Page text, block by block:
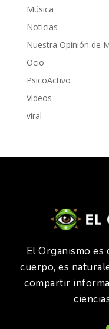
Música
Noticias
Nuestra Opinión de
Ocio
PsicoActivo
Videos
viral
El Organismo es
cuerpo, es
compartir